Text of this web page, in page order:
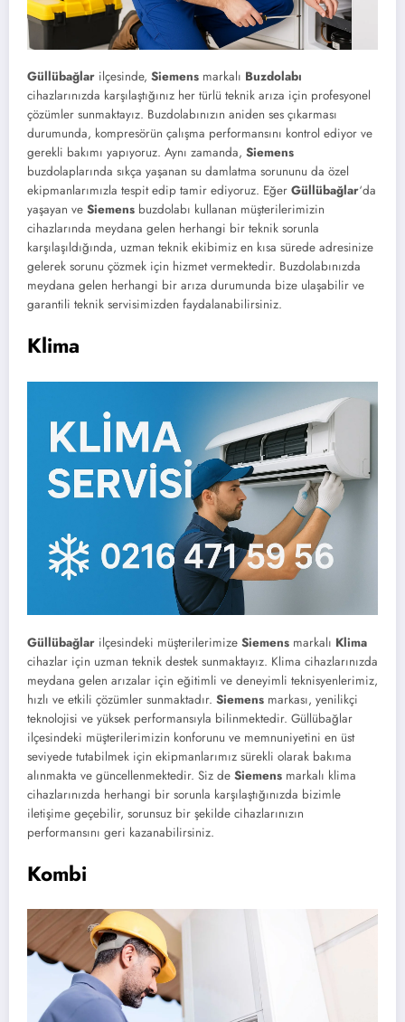
Güllübağlar ilçesinde, Siemens markalı Buzdolabı
cihazlarınızda karşılaştığınız her türlü teknik arıza için profesyonel
çözümler sunmaktayız. Buzdolabınızın aniden ses çıkarması
durumunda, kompresörün çalışma performansını kontrol ediyor ve
gerekli bakımı yapıyoruz. Aynı zamanda, Siemens
buzdolaplarında sıkça yaşanan su damlatma sorununu da özel
ekipmanlarımızla tespit edip tamir ediyoruz. Eğer Güllübağlar‘da
yaşayan ve Siemens buzdolabı kullanan müşterilerimizin
cihazlarında meydana gelen herhangi bir teknik sorunla
karşılaşıldığında, uzman teknik ekibimiz en kısa sürede adresinize
gelerek sorunu çözmek için hizmet vermektedir. Buzdolabınızda
meydana gelen herhangi bir arıza durumunda bize ulaşabilir ve
garantili teknik servisimizden faydalanabilirsiniz.
Klima
Güllübağlar ilçesindeki müşterilerimize Siemens markalı Klima
cihazlar için uzman teknik destek sunmaktayız. Klima cihazlarınızda
meydana gelen arızalar için eğitimli ve deneyimli teknisyenlerimiz,
hızlı ve etkili çözümler sunmaktadır. Siemens markası, yenilikçi
teknolojisi ve yüksek performansıyla bilinmektedir. Güllübağlar
ilçesindeki müşterilerimizin konforunu ve memnuniyetini en üst
seviyede tutabilmek için ekipmanlarımız sürekli olarak bakıma
alınmakta ve güncellenmektedir. Siz de Siemens markalı klima
cihazlarınızda herhangi bir sorunla karşılaştığınızda bizimle
iletişime geçebilir, sorunsuz bir şekilde cihazlarınızın
performansını geri kazanabilirsiniz.
Kombi